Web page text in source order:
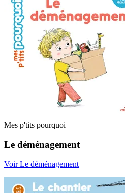
Mes p'tits pourquoi
Le déménagement
Voir Le déménagement